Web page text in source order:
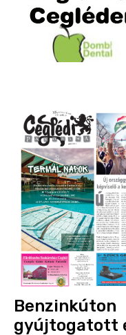
Benzinkúton
gyújtogatott